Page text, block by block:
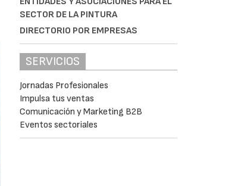
SECTOR DE LA PINTURA
DIRECTORIO POR EMPRESAS
SERVICIOS
Jornadas Profesionales
Impulsa tus ventas
Comunicación y Marketing B2B
Eventos sectoriales